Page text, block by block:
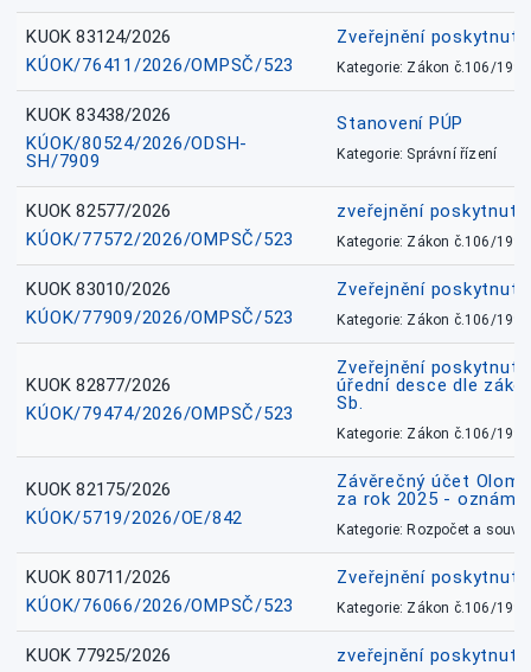
KUOK 83124/2026
KÚOK/76411/2026/OMPSČ/523
Zveřejnění
Kategorie: Zákon č.106/1999
KUOK 83438/2026
KÚOK/80524/2026/ODSH-
SH/7909
Stanovení PÚP
Kategorie: Správní řízení
KUOK 82577/2026
KÚOK/77572/2026/OMPSČ/523
zveřejnění
Kategorie: Zákon č.106/1999
KUOK 83010/2026
KÚOK/77909/2026/OMPSČ/523
Zveřejnění
Kategorie: Zákon č.106/1999
KUOK 82877/2026
KÚOK/79474/2026/OMPSČ/523
Zveřejnění
úřední desce dle
Sb.
Kategorie: Zákon č.106/1999
KUOK 82175/2026
KÚOK/5719/2026/OE/842
Závěrečný účet
za rok 2025 -
Kategorie: Rozpočet a
KUOK 80711/2026
KÚOK/76066/2026/OMPSČ/523
Zveřejnění
Kategorie: Zákon č.106/1999
KUOK 77925/2026
zveřejnění